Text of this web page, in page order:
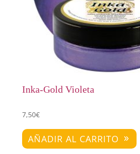
Inka-Gold Violeta
7,50€
AÑADIR AL CARRITO